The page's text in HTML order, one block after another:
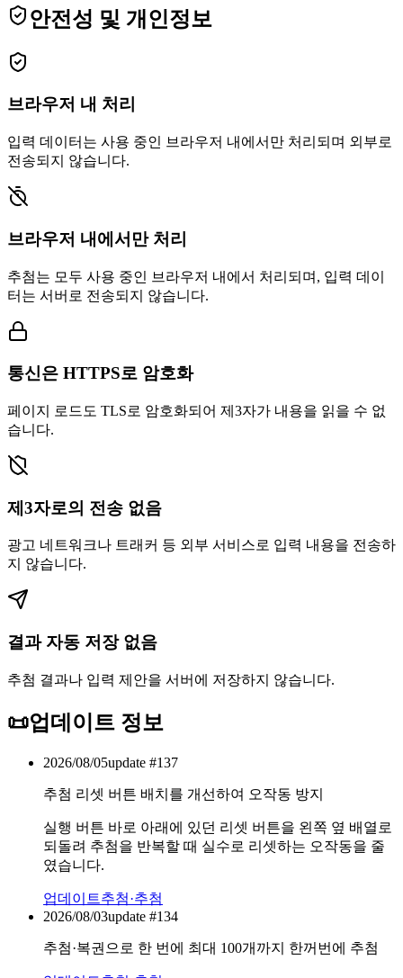
안전성 및 개인정보
브라우저 내 처리
입력 데이터는 사용 중인 브라우저 내에서만 처리되며 외부로
전송되지 않습니다.
브라우저 내에서만 처리
추첨는 모두 사용 중인 브라우저 내에서 처리되며, 입력 데이
터는 서버로 전송되지 않습니다.
통신은 HTTPS로 암호화
페이지 로드도 TLS로 암호화되어 제3자가 내용을 읽을 수 없
습니다.
제3자로의 전송 없음
광고 네트워크나 트래커 등 외부 서비스로 입력 내용을 전송하
지 않습니다.
결과 자동 저장 없음
추첨 결과나 입력 제안을 서버에 저장하지 않습니다.
📜업데이트 정보
2026/08/05update #137
추첨 리셋 버튼 배치를 개선하여 오작동 방지
실행 버튼 바로 아래에 있던 리셋 버튼을 왼쪽 옆 배열로
되돌려 추첨을 반복할 때 실수로 리셋하는 오작동을 줄
였습니다.
업데이트추첨·추첨
2026/08/03update #134
추첨·복권으로 한 번에 최대 100개까지 한꺼번에 추첨